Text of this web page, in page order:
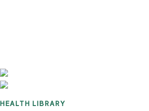
HEALTH LIBRARY